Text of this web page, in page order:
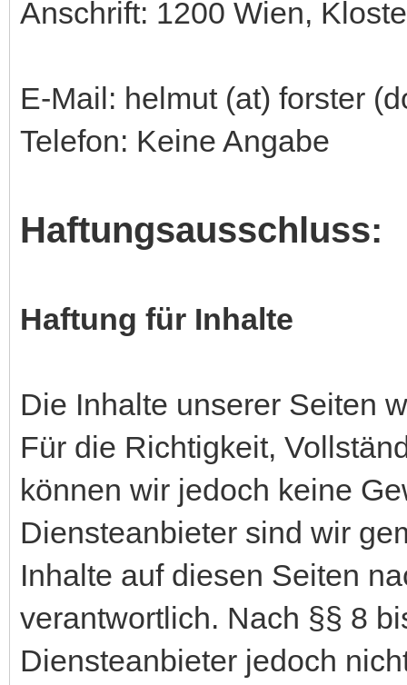
Anschrift: 1200 Wien,
E-Mail: helmut (at) forster
Telefon: Keine Angabe
Haftungsausschluss:
Haftung für Inhalte
Die Inhalte unserer Seiten
Für die Richtigkeit,
können wir jedoch keine
Diensteanbieter sind wir
Inhalte auf diesen Seiten
verantwortlich. Nach §§ 8
Diensteanbieter jedoch